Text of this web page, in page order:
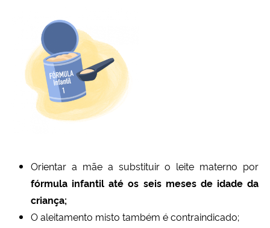
Orientar a mãe a substituir o leite materno por
fórmula infantil até os seis meses de idade da
criança;
O aleitamento misto também é contraindicado;